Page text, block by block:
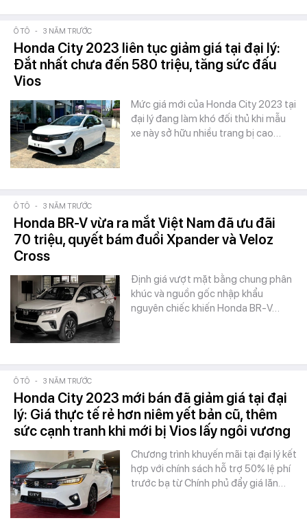
Ô TÔ - 3 NĂM TRƯỚC
Honda City 2023 liên tục giảm giá tại đại lý:
Đắt nhất chưa đến 580 triệu, tăng sức đấu
Vios
Mức giá mới của Honda City 2023 tại
đại lý đang làm khó đối thủ khi mẫu
xe này sở hữu nhiều trang bị cao…
Ô TÔ - 3 NĂM TRƯỚC
Honda BR-V vừa ra mắt Việt Nam đã ưu đãi
70 triệu, quyết bám đuổi Xpander và Veloz
Cross
Định giá vượt mặt bằng chung phân
khúc và nguồn gốc nhập khẩu
nguyên chiếc khiến Honda BR-V…
Ô TÔ - 3 NĂM TRƯỚC
Honda City 2023 mới bán đã giảm giá tại đại
lý: Giá thực tế rẻ hơn niêm yết bản cũ, thêm
sức cạnh tranh khi mới bị Vios lấy ngôi vương
Chương trình khuyến mãi tại đại lý kết
hợp với chính sách hỗ trợ 50% lệ phí
trước bạ từ Chính phủ đẩy giá lăn…